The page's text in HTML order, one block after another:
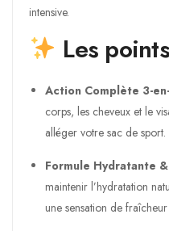
intensive.
Les
Action Complète 3-
corps, les cheveux et le
alléger votre sac de sport.
Formule Hydratante
maintenir l’hydratation
une sensation de